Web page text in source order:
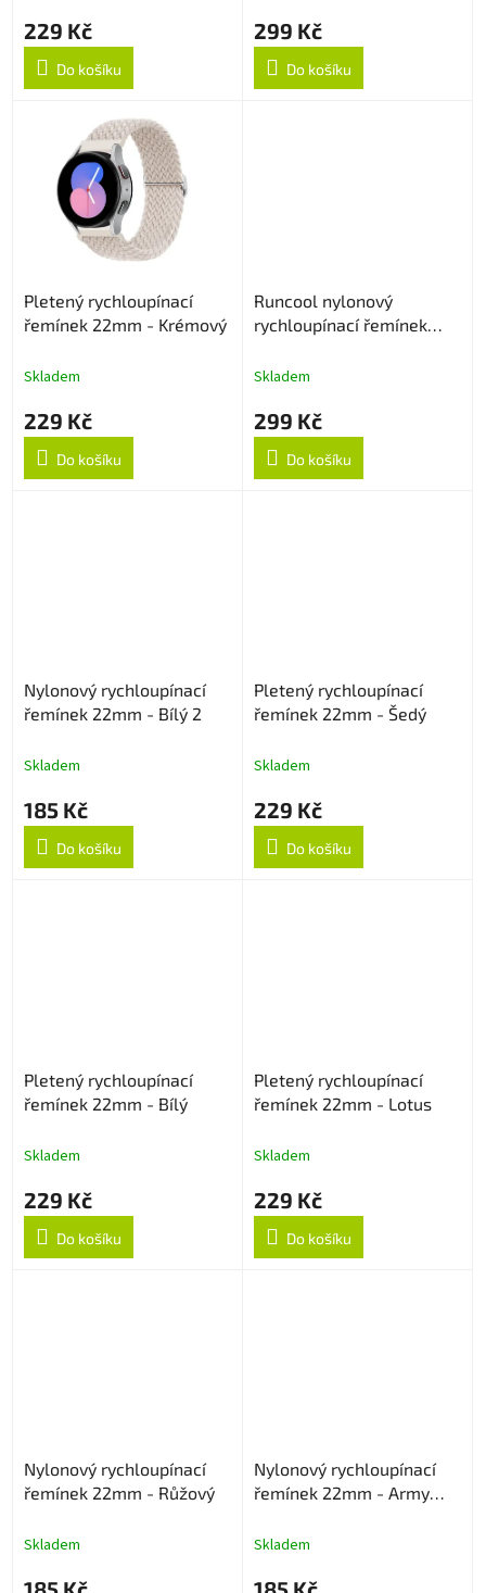
229 Kč
Do košíku
299 Kč
Do košíku
Pletený rychloupínací
řemínek 22mm - Krémový
Skladem
229 Kč
Do košíku
Runcool nylonový
rychloupínací řemínek
Skladem
299 Kč
Do košíku
Nylonový rychloupínací
řemínek 22mm - Bílý 2
Skladem
185 Kč
Do košíku
Pletený rychloupínací
řemínek 22mm - Šedý
Skladem
229 Kč
Do košíku
Pletený rychloupínací
řemínek 22mm - Bílý
Skladem
229 Kč
Do košíku
Pletený rychloupínací
řemínek 22mm - Lotus
Skladem
229 Kč
Do košíku
Nylonový rychloupínací
řemínek 22mm - Růžový
Skladem
Nylonový rychloupínací
řemínek 22mm - Army
Skladem